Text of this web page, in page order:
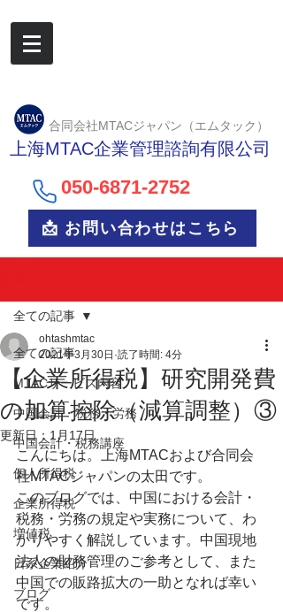
合同会社MTACジャパン（エムタック）
上海MTAC企業管理諮詢有限公司
050-6871-2752
📩 お問い合わせはこちら
全ての記事
MTACサービス内容
中国会計・税務・労務
中国会計・税務講座
個人所得税
企業所得税
増値税
日系企業紹介
ブログ
全ての記事
【企業所得税】研究開発費
の加算控除（減算調整）③
ohtashmtac
2021年3月30日 読了時間: 4分
更新日： 1月17日
こんにちは。上海MTACおよび合同会
社MTACジャパンの太田です。
このブログでは、中国における会計・
税務・労務の規定や実務について、わ
かりやすく解説しています。中国現地
法人の財務管理のご参考として、また
中国での販路拡大の一助となれば幸い
です。